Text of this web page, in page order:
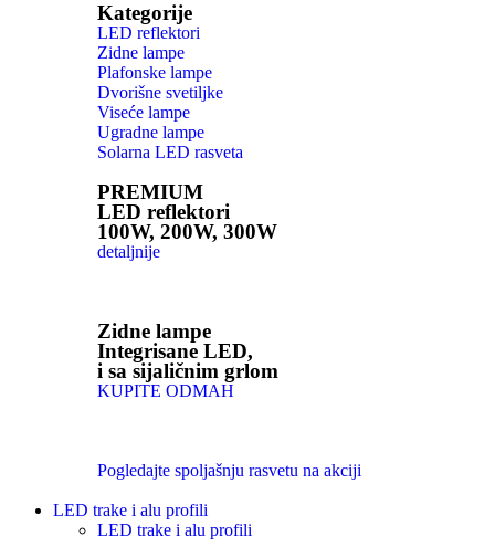
Kategorije
LED reflektori
Zidne lampe
Plafonske lampe
Dvorišne svetiljke
Viseće lampe
Ugradne lampe
Solarna LED rasveta
PREMIUM
LED reflektori
100W, 200W, 300W
detaljnije
Zidne lampe
Integrisane LED,
i sa sijaličnim grlom
KUPITE ODMAH
Pogledajte spoljašnju rasvetu na akciji
LED trake i alu profili
LED trake i alu profili